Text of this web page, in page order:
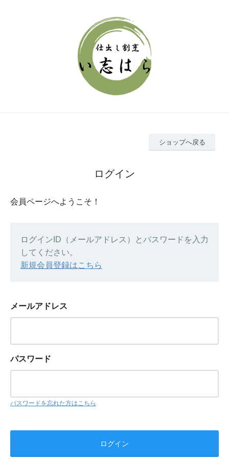
ショップへ戻る
ログイン
会員ページへようこそ！
ログインID（メールアドレス）とパスワードを入力
してください。
新規会員登録はこちら
メールアドレス
パスワード
パスワードを忘れた方はこちら